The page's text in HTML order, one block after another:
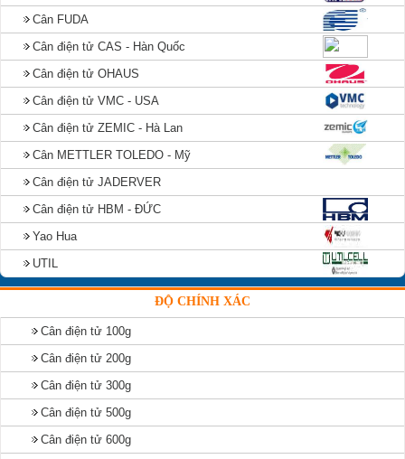
Cân FUDA
Cân điện tử CAS - Hàn Quốc
Cân điện tử OHAUS
Cân điện tử VMC - USA
Cân điện tử ZEMIC - Hà Lan
Cân METTLER TOLEDO - Mỹ
Cân điện tử JADERVER
Cân điện tử HBM - ĐỨC
Yao Hua
UTIL
ĐỘ CHÍNH XÁC
Cân điện tử 100g
Cân điện tử 200g
Cân điện tử 300g
Cân điện tử 500g
Cân điện tử 600g